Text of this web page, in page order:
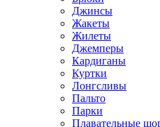
Джинсы
Жакеты
Жилеты
Джемперы
Кардиганы
Куртки
Лонгсливы
Пальто
Парки
Плавательные